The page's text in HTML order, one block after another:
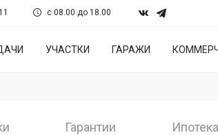
с 08.00 до 18.00
УЧАСТКИ ГАРАЖИ
Гарантии Ипотека